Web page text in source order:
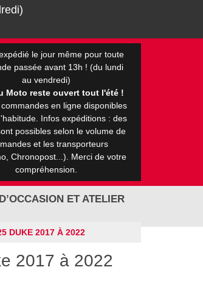
le jour même pour toute
passée avant 13h ! (du lundi
au vendredi)
Moto reste ouvert tout l'été !
en ligne disponibles
Infos expéditions : des
possibles selon le volume de
et les transporteurs
Chronopost...). Merci de votre
compréhension.
ET ATELIER
DUKE 2017 À 2022
2017 à 2022